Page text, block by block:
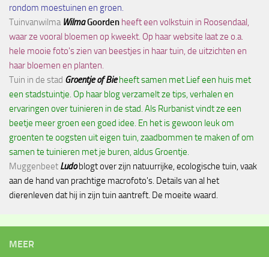
rondom moestuinen en groen.
Tuinvanwilma WilmaGoorden heeft een volkstuin in Roosendaal,
waar ze vooral bloemen op kweekt. Op haar website laat ze o.a.
hele mooie foto's zien van beestjes in haar tuin, de uitzichten en
haar bloemen en planten.
Tuin in de stad Groentje of Bie heeft samen met Lief een huis met
een stadstuintje. Op haar blog verzamelt ze tips, verhalen en
ervaringen over tuinieren in de stad. Als Rurbanist vindt ze een
beetje meer groen een goed idee. En het is gewoon leuk om
groenten te oogsten uit eigen tuin, zaadbommen te maken of om
samen te tuinieren met je buren, aldus Groentje.
Muggenbeet Ludoblogt over zijn natuurrijke, ecologische tuin, vaak
aan de hand van prachtige macrofoto's. Details van al het
dierenleven dat hij in zijn tuin aantreft. De moeite waard.
MEER